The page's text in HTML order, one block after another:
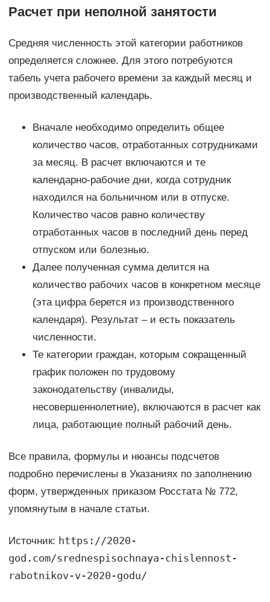
Расчет при неполной занятости
Средняя численность этой категории работников
определяется сложнее. Для этого потребуются
табель учета рабочего времени за каждый месяц и
производственный календарь.
Вначале необходимо определить общее
количество часов, отработанных сотрудниками
за месяц. В расчет включаются и те
календарно-рабочие дни, когда сотрудник
находился на больничном или в отпуске.
Количество часов равно количеству
отработанных часов в последний день перед
отпуском или болезнью.
Далее полученная сумма делится на
количество рабочих часов в конкретном месяце
(эта цифра берется из производственного
календаря). Результат – и есть показатель
численности.
Те категории граждан, которым сокращенный
график положен по трудовому
законодательству (инвалиды,
несовершеннолетние), включаются в расчет как
лица, работающие полный рабочий день.
Все правила, формулы и нюансы подсчетов
подробно перечислены в Указаниях по заполнению
форм, утвержденных приказом Росстата № 772,
упомянутым в начале статьи.
Источник: https://2020-
god.com/srednespisochnaya-chislennost-
rabotnikov-v-2020-godu/